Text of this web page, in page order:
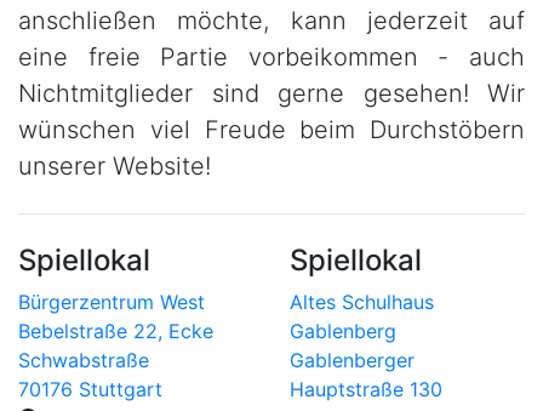
anschließen möchte, kann jederzeit auf
eine freie Partie vorbeikommen - auch
Nichtmitglieder sind gerne gesehen! Wir
wünschen viel Freude beim Durchstöbern
unserer Website!
Spiellokal
Bürgerzentrum West
Bebelstraße 22, Ecke
Schwabstraße
70176 Stuttgart
Spiellokal
Altes Schulhaus
Gablenberg
Gablenberger
Hauptstraße 130